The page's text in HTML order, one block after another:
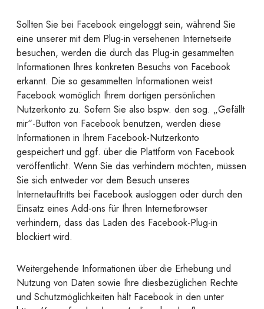
Sollten Sie bei Facebook eingeloggt sein, während Sie
eine unserer mit dem Plug-in versehenen Internetseite
besuchen, werden die durch das Plug-in gesammelten
Informationen Ihres konkreten Besuchs von Facebook
erkannt. Die so gesammelten Informationen weist
Facebook womöglich Ihrem dortigen persönlichen
Nutzerkonto zu. Sofern Sie also bspw. den sog. „Gefällt
mir“-Button von Facebook benutzen, werden diese
Informationen in Ihrem Facebook-Nutzerkonto
gespeichert und ggf. über die Plattform von Facebook
veröffentlicht. Wenn Sie das verhindern möchten, müssen
Sie sich entweder vor dem Besuch unseres
Internetauftritts bei Facebook ausloggen oder durch den
Einsatz eines Add-ons für Ihren Internetbrowser
verhindern, dass das Laden des Facebook-Plug-in
blockiert wird.
Weitergehende Informationen über die Erhebung und
Nutzung von Daten sowie Ihre diesbezüglichen Rechte
und Schutzmöglichkeiten hält Facebook in den unter